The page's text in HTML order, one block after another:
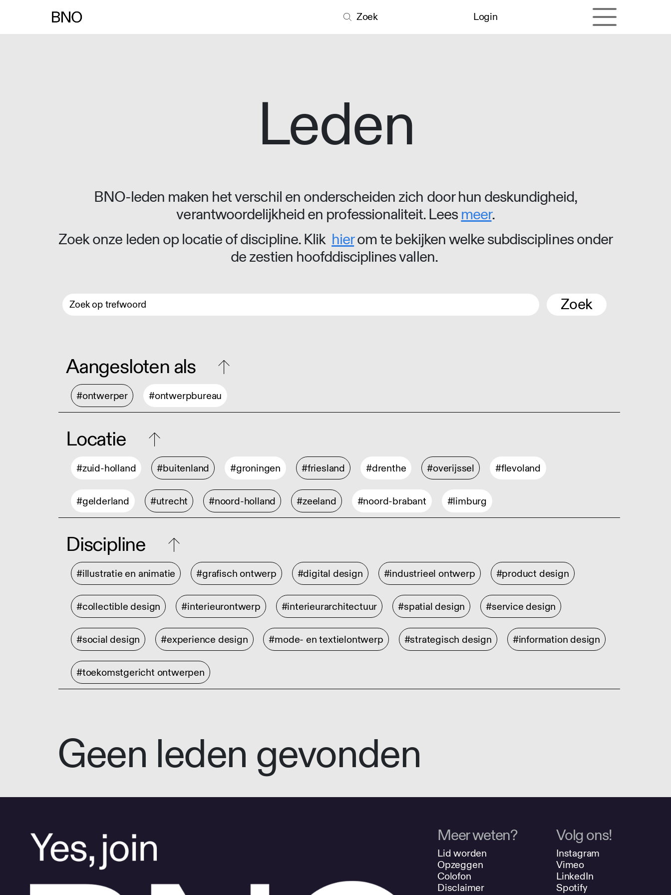
Zoek Login
Leden
BNO-leden maken het verschil en onderscheiden zich door hun deskundigheid,
verantwoordelijkheid en professionaliteit. Leesmeer.
Zoek onze leden op locatie of discipline. Klik hierom te bekijken welke subdisciplines onder
de zestien hoofddisciplines vallen.
Zoek
Aangesloten als
#ontwerper #ontwerpbureau
Locatie
#zuid-holland #buitenland #groningen #friesland #drenthe #overijssel #flevoland
#gelderland #utrecht #noord-holland #zeeland #noord-brabant #limburg
Discipline
#illustratie en animatie #grafisch ontwerp #digital design #industrieel ontwerp #product design
#collectible design #interieurontwerp #interieurarchitectuur #spatial design #service design
#social design #experience design #mode- en textielontwerp #strategisch design #information design
#toekomstgericht ontwerpen
Geen leden gevonden
Meer weten?
Lid worden
Opzeggen
Colofon
Disclaimer
Volg ons!
Instagram
Vimeo
LinkedIn
Spotify